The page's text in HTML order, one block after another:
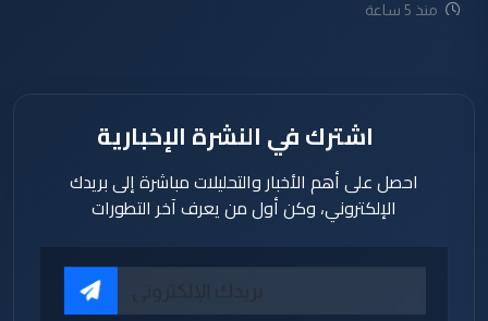
منذ 5 ساعة
اشترك في النشرة الإخبارية
احصل على أهم الأخبار والتحليلات مباشرة إلى بريدك
الإلكتروني، وكن أول من يعرف آخر التطورات